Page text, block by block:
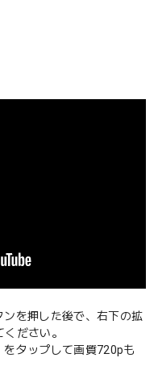
を押した後で、右下の拡
ださい。
タップして画質720pも